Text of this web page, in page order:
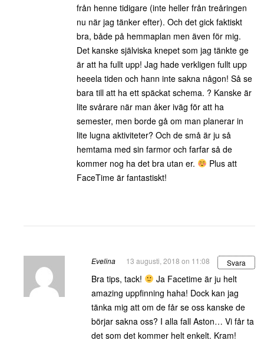
från henne tidigare (inte heller från treåringen
nu när jag tänker efter). Och det gick faktiskt
bra, både på hemmaplan men även för mig.
Det kanske själviska knepet som jag tänkte ge
är att ha fullt upp! Jag hade verkligen fullt upp
heeela tiden och hann inte sakna någon! Så se
bara till att ha ett späckat schema. ? Kanske är
lite svårare när man åker iväg för att ha
semester, men borde gå om man planerar in
lite lugna aktiviteter? Och de små är ju så
hemtama med sin farmor och farfar så de
kommer nog ha det bra utan er.
Plus att
FaceTime är fantastiskt!
Evelina 13 augusti, 2018 on 11:08 Svara
Bra tips, tack!
Ja Facetime är ju helt
amazing uppfinning haha! Dock kan jag
tänka mig att om de får se oss kanske de
börjar sakna oss? I alla fall Aston… Vi får ta
det som det kommer helt enkelt. Kram!